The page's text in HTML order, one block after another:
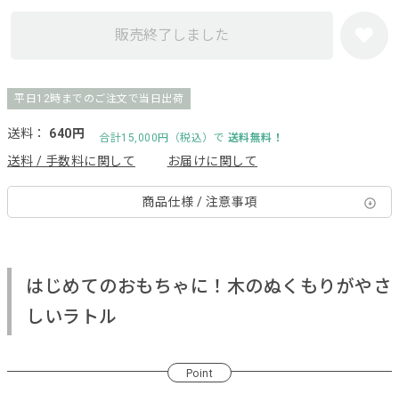
販売終了しました
平日12時までのご注文で当日出荷
送料： 640円 合計15,000円（税込）で 送料無料！
送料 / 手数料に関して お届けに関して
商品仕様 / 注意事項
はじめてのおもちゃに！木のぬくもりがやさ
しいラトル
Point